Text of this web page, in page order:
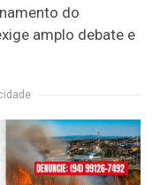
do
amplo debate e